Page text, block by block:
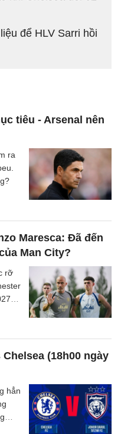
để HLV Sarri hồi
tiêu - Arsenal nên
ra
Maresca: Đã đến
Man City?
rỡ
(18h00 ngày
hẳn